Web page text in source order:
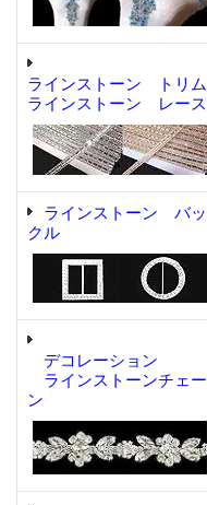
ラインストーン トリム
ラインストーン レース
ラインストーン バッ
クル
デコレーション
ラインストーンチェー
ン